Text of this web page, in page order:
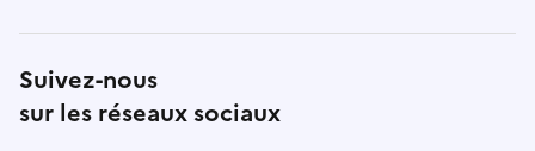
Suivez-nous
sur les réseaux sociaux